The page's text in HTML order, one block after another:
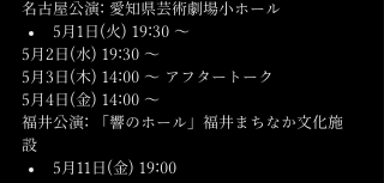
名古屋公演: 愛知県芸術劇場小ホール
5月1日(火) 19:30 ～
5月2日(水) 19:30 ～
5月3日(木) 14:00 ～ アフタートーク
5月4日(金) 14:00 ～​
福井公演: 「響のホール」福井まちなか文化施
設
5月11日(金) 19:00